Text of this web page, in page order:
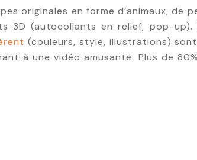
originales en forme d’animaux, de
3D (autocollants en relief, pop-
(couleurs, style, illustrations)
à une vidéo amusante. Plus de